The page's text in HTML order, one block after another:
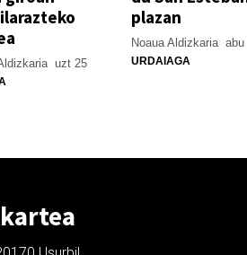
uzt 25
plazan
Noaua Aldizkaria abu
URDAIAGA